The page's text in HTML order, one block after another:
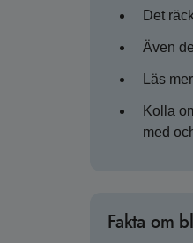
Det
Även
Läs
Kolla
med
Fakta om